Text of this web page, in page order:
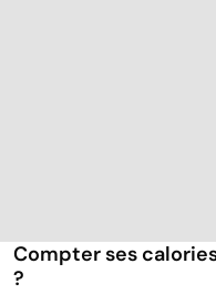
Compter ses
?